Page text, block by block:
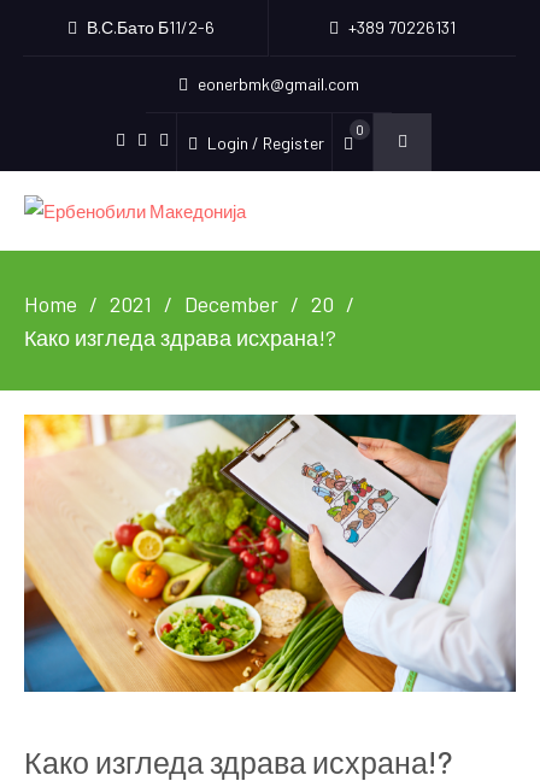
В.С.Бато Б11/2-6 +389 70226131
eonerbmk@gmail.com
Instagram
Youtube
Login / Register
0
Home 2021 December
20
Како изгледа здрава исхрана!?
Како изгледа здрава исхрана!?